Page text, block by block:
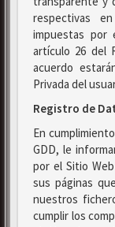
respectivas
impuestas por
artículo 26 del
acuerdo
Privada del
Registro de
En
GDD, le
por el Sitio
sus páginas
nuestros
cumplir los